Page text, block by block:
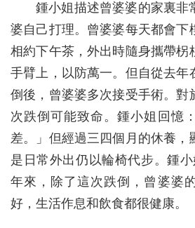
鍾小姐描述曾婆婆的家裏非
婆自己打理。曾婆婆每天都會下
相約下午茶，外出時隨身攜帶柺
手臂上，以防萬一。但自從去年
倒後，曾婆婆多次接受手術。對
次跌倒可能致命。鍾小姐回憶
差。」但經過三四個月的休養，
是日常外出仍以輪椅代步。鍾
年來，除了這次跌倒，曾婆婆
好，生活作息和飲食都很健康。